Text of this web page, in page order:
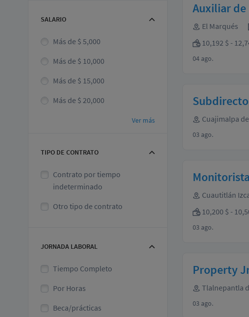
SALARIO
Más de $ 5,000
Más de $ 10,000
Más de $ 15,000
Más de $ 20,000
Ver más
TIPO DE CONTRATO
Contrato por tiempo
indeterminado
Otro tipo de contrato
JORNADA LABORAL
Tiempo Completo
Por Horas
Beca/prácticas
Auxiliar
El Marqués
10,192 $ -
04 ago.
Cuajimalpa
03 ago.
Monitorista
Cuautitlán
10,200 $ -
03 ago.
Property
Tlalnepantla
03 ago.